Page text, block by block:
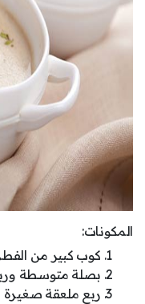
المكونات:
كوب كبير من
بصلة متوسطة
ربع ملعقة صغيرة